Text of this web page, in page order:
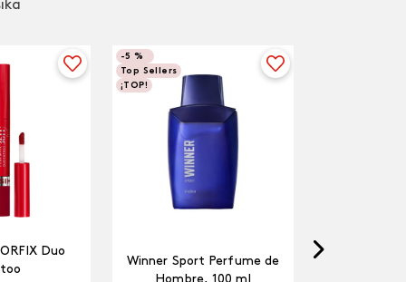
Duo
-5 %
Top Sellers
¡TOP!
Winner Sport Perfume de